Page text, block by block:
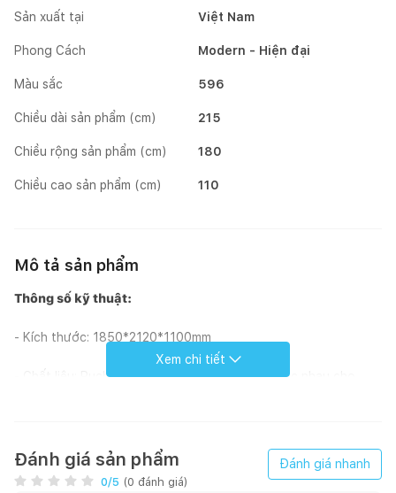
Sản xuất tại Việt Nam
Phong Cách Modern - Hiện đại
Màu sắc 596
Chiều dài sản phẩm (cm) 215
Chiều rộng sản phẩm (cm) 180
Chiều cao sản phẩm (cm) 110
Mô tả sản phẩm
Thông số kỹ thuật:
- Kích thước: 1850*2120*1100mm
- Chất liệu: Ruche có rất nhiều loại chất liệu khác nhau cho
- Mã màu: 24 màu da thật, hơn 60 màu da công nghiệp và vải
Xem chi tiết
Đánh giá sản phẩm
0/5 (0 đánh giá)
Đánh giá nhanh